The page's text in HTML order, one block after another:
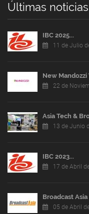
Últimas noticias
IBC 2025...
11 de Julio
New Mandozzi
22 de
Asia Tech &
13 de Junio
IBC 2023...
17 de Abril
Broadcast Asia
05 de Abril